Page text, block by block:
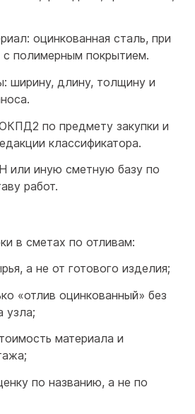
оцинкованная сталь, при
полимерным покрытием.
ширину, длину, толщину и
по предмету закупки и
классификатора.
или иную сметную базу по
работ.
в сметах по отливам:
а не от готового изделия;
«отлив оцинкованный» без
узла;
материала и
по названию, а не по